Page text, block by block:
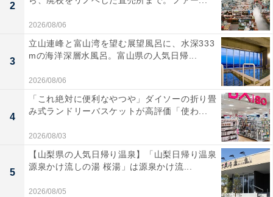
『ファミリア×紀ノ国屋 バッグ』（税込1万7600
円）
2
2026/08/06
3
立山連峰と富山湾を望む展望風呂に、水深333
mの海洋深層水風呂。富山県の人気日帰...
2026/08/06
4
「これ絶対に便利なやつや」ダイソーの折り畳
み式ランドリーバスケットが高評価「使わ...
2026/08/03
5
【山梨県の人気日帰り温泉】「山梨日帰り温泉
源泉かけ流しの湯 桜湯」は源泉かけ流...
2026/08/05